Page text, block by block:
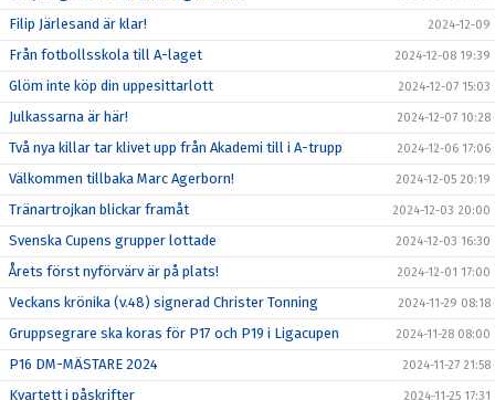
Filip Järlesand är klar! 2024-12-09
Från fotbollsskola till A-laget 2024-12-08 19:39
Glöm inte köp din uppesittarlott 2024-12-07 15:03
Julkassarna är här! 2024-12-07 10:28
Två nya killar tar klivet upp från Akademi till i A-trupp 2024-12-06 17:06
Välkommen tillbaka Marc Agerborn! 2024-12-05 20:19
Tränartrojkan blickar framåt 2024-12-03 20:00
Svenska Cupens grupper lottade 2024-12-03 16:30
Årets först nyförvärv är på plats! 2024-12-01 17:00
Veckans krönika (v.48) signerad Christer Tonning 2024-11-29 08:18
Gruppsegrare ska koras för P17 och P19 i Ligacupen 2024-11-28 08:00
P16 DM-MÄSTARE 2024 2024-11-27 21:58
Kvartett i påskrifter 2024-11-25 17:31